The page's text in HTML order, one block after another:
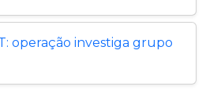
operação investiga grupo